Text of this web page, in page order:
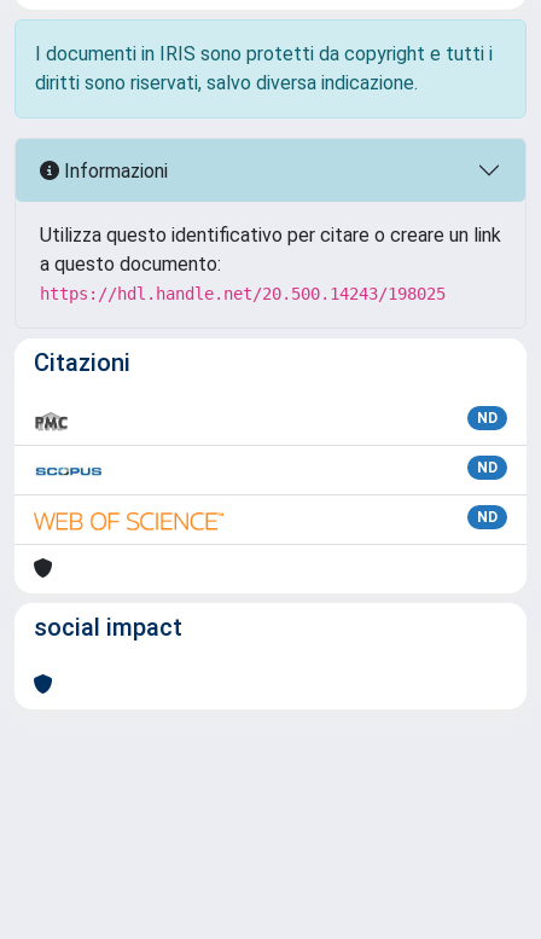
I documenti in IRIS sono protetti da copyright e tutti i
diritti sono riservati, salvo diversa indicazione.
Informazioni
Utilizza questo identificativo per citare o creare un link
a questo documento:
https://hdl.handle.net/20.500.14243/198025
Citazioni
ND
ND
ND
social impact